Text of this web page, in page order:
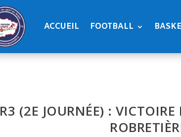
ACCUEIL FOOTBALL
R3 (2E JOURNÉE) :